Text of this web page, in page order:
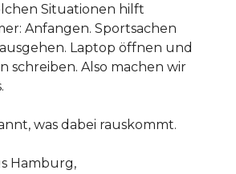
Situationen hilft
Anfangen. Sportsachen
Laptop öffnen und
schreiben. Also machen wir
was dabei rauskommt.
Hamburg,